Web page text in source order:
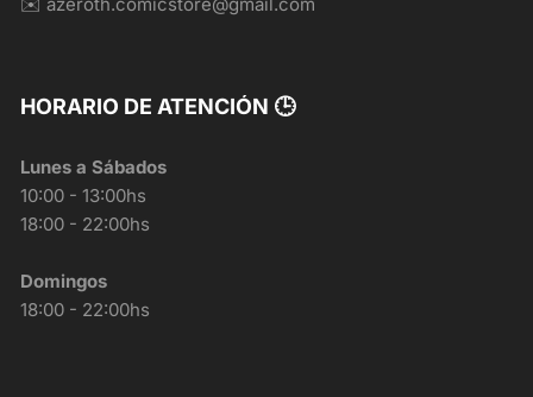
HORARIO DE ATENCIÓN 🕒
Lunes a Sábados
10:00 - 13:00hs
18:00 - 22:00hs
Domingos
18:00 - 22:00hs